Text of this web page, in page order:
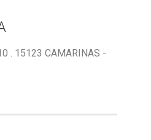
. 15123 CAMARINAS -